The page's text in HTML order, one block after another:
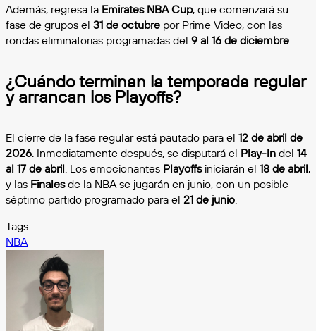
Además, regresa la Emirates NBA Cup, que comenzará su
fase de grupos el 31 de octubre por Prime Video, con las
rondas eliminatorias programadas del 9 al 16 de diciembre.
¿Cuándo terminan la temporada regular
y arrancan los Playoffs?
El cierre de la fase regular está pautado para el 12 de abril de
2026. Inmediatamente después, se disputará el Play-In del 14
al 17 de abril. Los emocionantes Playoffsiniciarán el 18 de abril,
y las Finalesde la NBA se jugarán en junio, con un posible
séptimo partido programado para el 21 de junio.
Tags
NBA